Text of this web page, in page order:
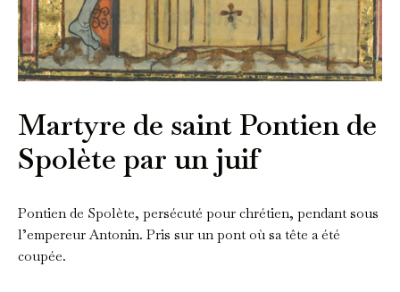
Martyre de saint Pontien de
Spolète par un juif
Pontien de Spolète, persécuté pour chrétien, pendant sous
l’empereur Antonin. Pris sur un pont où sa tête a été
coupée.